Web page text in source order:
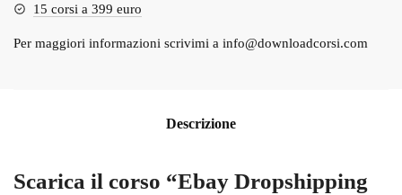
15 corsi a 399 euro
Per maggiori informazioni scrivimi a info@downloadcorsi.com
Descrizione
Scarica il corso “Ebay Dropshipping